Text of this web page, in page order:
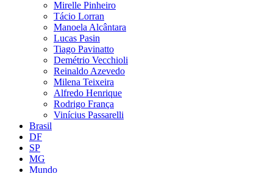
Mirelle Pinheiro
Tácio Lorran
Manoela Alcântara
Lucas Pasin
Tiago Pavinatto
Demétrio Vecchioli
Reinaldo Azevedo
Milena Teixeira
Alfredo Henrique
Rodrigo França
Vinícius Passarelli
Brasil
DF
SP
MG
Mundo